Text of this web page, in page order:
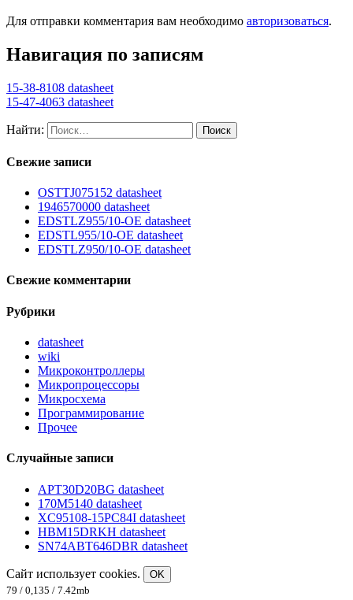
Для отправки комментария вам необходимо авторизоваться.
Навигация по записям
15-38-8108 datasheet
15-47-4063 datasheet
Найти:
Свежие записи
OSTTJ075152 datasheet
1946570000 datasheet
EDSTLZ955/10-OE datasheet
EDSTL955/10-OE datasheet
EDSTLZ950/10-OE datasheet
Свежие комментарии
Рубрики
datasheet
wiki
Микроконтроллеры
Микропроцессоры
Микросхема
Программирование
Прочее
Случайные записи
APT30D20BG datasheet
170M5140 datasheet
XC95108-15PC84I datasheet
HBM15DRKH datasheet
SN74ABT646DBR datasheet
Сайт использует cookies.
OK
79 / 0,135 / 7.42mb